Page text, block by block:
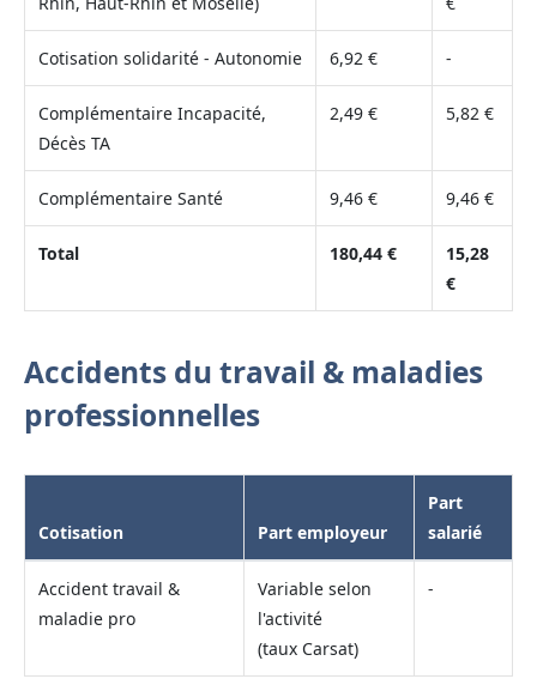
Cotisation solidarité - Autonomie 6,92 € -
Complémentaire Incapacité,
Décès TA
2,49 € 5,82 €
Complémentaire Santé 9,46 € 9,46 €
Total 180,44 €
15,28
€
Accidents du travail & maladies
professionnelles
Cotisation Part employeur
Part
salarié
Accident travail &
maladie pro
Variable selon
l'activité
(taux Carsat)
-